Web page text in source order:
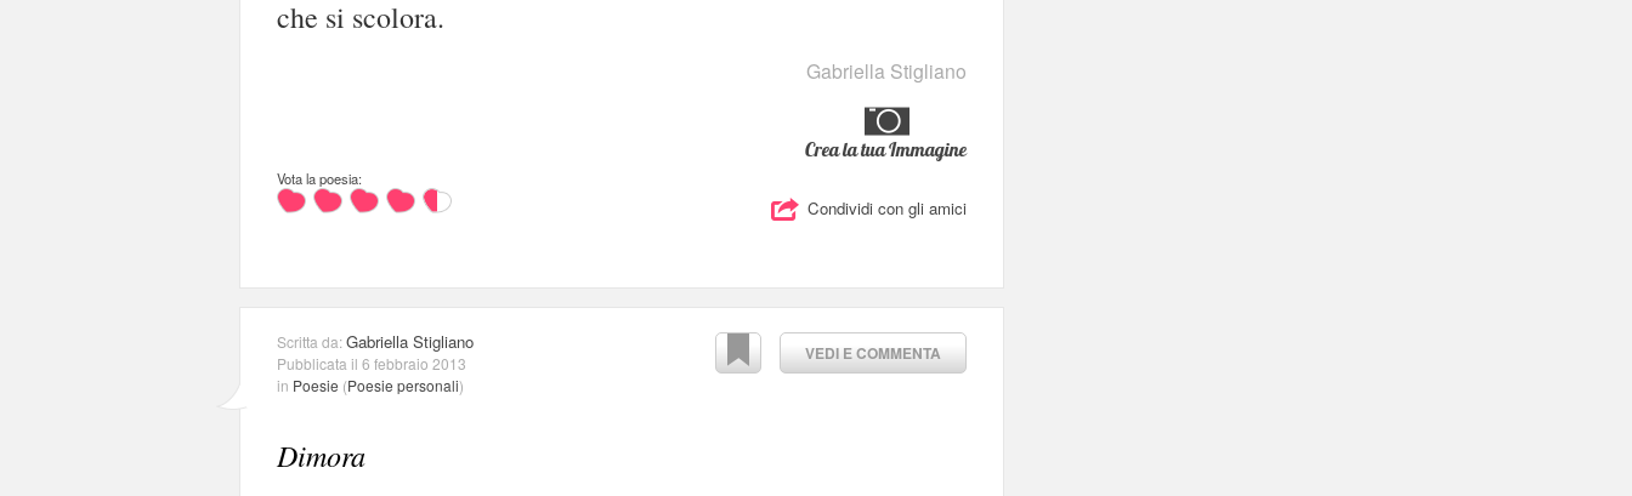
che si scolora.
Gabriella Stigliano
Crea la tua Immagine
Vota la poesia:
Condividi con gli amici
VEDI E COMMENTA
Scritta da:Gabriella Stigliano
Pubblicata il 6 febbraio 2013
in Poesie (Poesie personali)
Dimora